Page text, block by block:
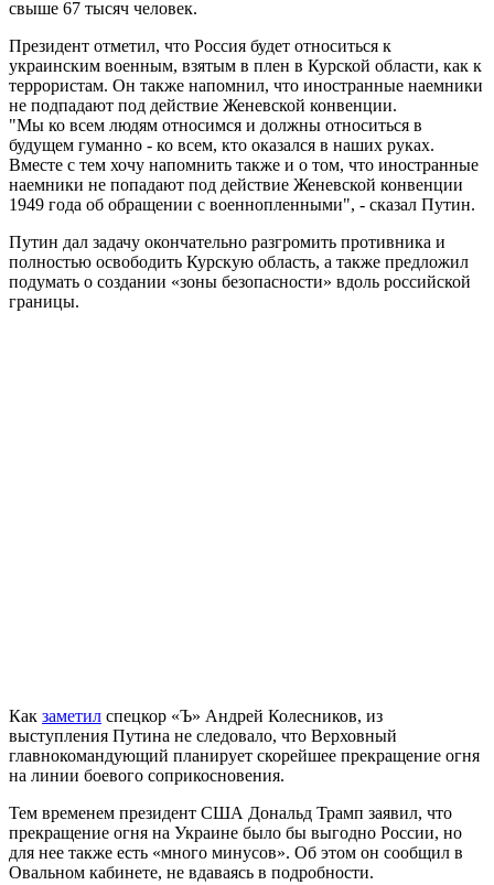
свыше 67 тысяч человек.
Президент отметил, что Россия будет относиться к
украинским военным, взятым в плен в Курской области, как к
террористам. Он также напомнил, что иностранные наемники
не подпадают под действие Женевской конвенции.
"Мы ко всем людям относимся и должны относиться в
будущем гуманно - ко всем, кто оказался в наших руках.
Вместе с тем хочу напомнить также и о том, что иностранные
наемники не попадают под действие Женевской конвенции
1949 года об обращении с военнопленными", - сказал Путин.
Путин дал задачу окончательно разгромить противника и
полностью освободить Курскую область, а также предложил
подумать о создании «зоны безопасности» вдоль российской
границы.
Как заметил спецкор «Ъ» Андрей Колесников, из
выступления Путина не следовало, что Верховный
главнокомандующий планирует скорейшее прекращение огня
на линии боевого соприкосновения.
Тем временем президент США Дональд Трамп заявил, что
прекращение огня на Украине было бы выгодно России, но
для нее также есть «много минусов». Об этом он сообщил в
Овальном кабинете, не вдаваясь в подробности.